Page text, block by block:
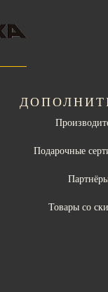
Подарочные
Товары со